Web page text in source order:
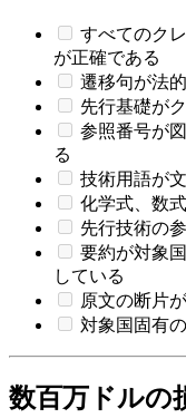
すべてのク
が正確である
遷移句が法
先行基礎が
参照番号が
る
技術用語が
化学式、数
先行技術の
要約が対象
している
原文の断片
対象国固有
数百万ドルの